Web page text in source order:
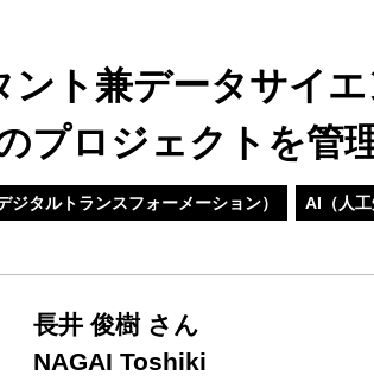
ント兼データサイ
プロジェクトを管
ジタルトランスフォーメーション） AI（人工
長井 俊樹 さん
NAGAI Toshiki